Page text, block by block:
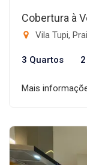
Cobertura à
Vila Tupi,
3 Quartos
Mais